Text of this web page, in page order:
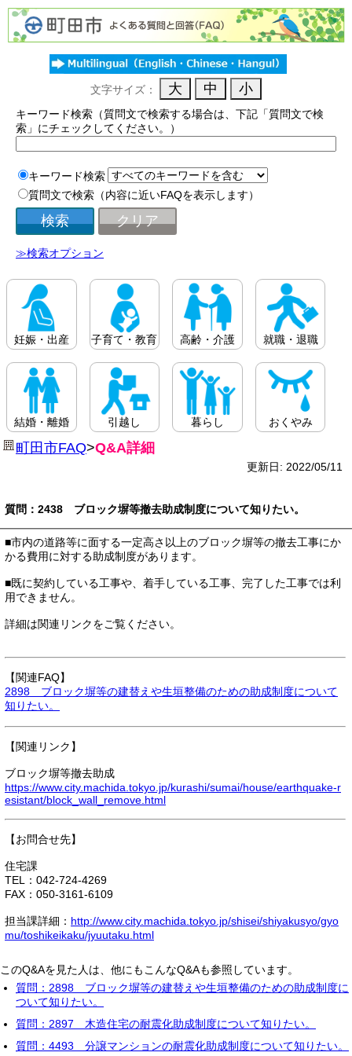
文字サイズ：
キーワード検索（質問文で検索する場合は、下記「質問文で検
索」にチェックしてください。）
キーワード検索
質問文で検索（内容に近いFAQを表示します）
≫検索オプション
妊娠・出産 子育て・教育 高齢・介護 就職・退職
結婚・離婚 引越し 暮らし おくやみ
町田市FAQ>Q&A詳細
更新日: 2022/05/11
質問：2438 ブロック塀等撤去助成制度について知りたい。
■市内の道路等に面する一定高さ以上のブロック塀等の撤去工事にか
かる費用に対する助成制度があります。
■既に契約している工事や、着手している工事、完了した工事では利
用できません。
詳細は関連リンクをご覧ください。
【関連FAQ】
2898 ブロック塀等の建替えや生垣整備のための助成制度について
知りたい。
【関連リンク】
ブロック塀等撤去助成
https://www.city.machida.tokyo.jp/kurashi/sumai/house/earthquake-r
esistant/block_wall_remove.html
【お問合せ先】
住宅課
TEL：042-724-4269
FAX：050-3161-6109
担当課詳細： http://www.city.machida.tokyo.jp/shisei/shiyakusyo/gyo
mu/toshikeikaku/jyuutaku.html
このQ&Aを見た人は、他にもこんなQ&Aも参照しています。
質問：2898 ブロック塀等の建替えや生垣整備のための助成制度に
ついて知りたい。
質問：2897 木造住宅の耐震化助成制度について知りたい。
質問：4493 分譲マンションの耐震化助成制度について知りたい。